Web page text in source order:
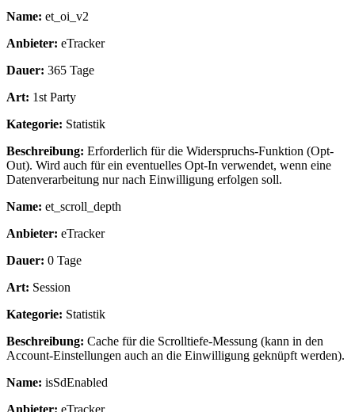
Name: et_oi_v2
Anbieter: eTracker
Dauer: 365 Tage
Art: 1st Party
Kategorie: Statistik
Beschreibung: Erforderlich für die Widerspruchs-Funktion (Opt-
Out). Wird auch für ein eventuelles Opt-In verwendet, wenn eine
Datenverarbeitung nur nach Einwilligung erfolgen soll.
Name: et_scroll_depth
Anbieter: eTracker
Dauer: 0 Tage
Art: Session
Kategorie: Statistik
Beschreibung: Cache für die Scrolltiefe-Messung (kann in den
Account-Einstellungen auch an die Einwilligung geknüpft werden).
Name: isSdEnabled